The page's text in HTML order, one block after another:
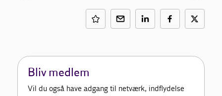
Bliv medlem
Vil du også have adgang til netværk, indflydelse